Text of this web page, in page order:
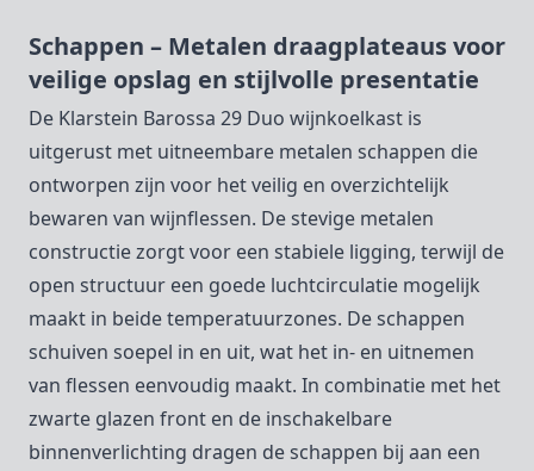
Schappen – Metalen draagplateaus voor
veilige opslag en stijlvolle presentatie
De Klarstein Barossa 29 Duo wijnkoelkast is
uitgerust met uitneembare metalen schappen die
ontworpen zijn voor het veilig en overzichtelijk
bewaren van wijnflessen. De stevige metalen
constructie zorgt voor een stabiele ligging, terwijl de
open structuur een goede luchtcirculatie mogelijk
maakt in beide temperatuurzones. De schappen
schuiven soepel in en uit, wat het in- en uitnemen
van flessen eenvoudig maakt. In combinatie met het
zwarte glazen front en de inschakelbare
binnenverlichting dragen de schappen bij aan een